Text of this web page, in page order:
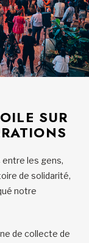
SUR
entre les gens,
de solidarité,
notre
de collecte de